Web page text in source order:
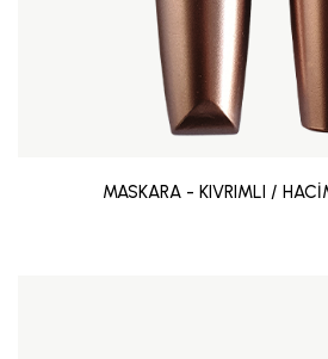
MASKARA - KIVRIMLI /